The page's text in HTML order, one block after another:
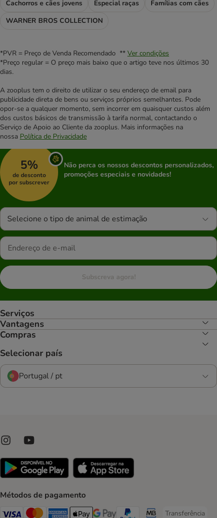
Cachorros e cães jovens
Especial raças
Famílias com cães
WARNER BROS COLLECTION
*PVR = Preço de Venda Recomendado ** Ver condições
*Preço regular = O preço mais baixo que o artigo teve nos últimos 30
dias.
A zooplus tem o direito de utilizar o seu endereço de email para
publicidade direta de bens ou serviços próprios semelhantes. Pode
opor-se a qualquer momento, sem incorrer em quaisquer custos além
dos custos básicos de transmissão à tarifa normal, contactando o
Serviço de Apoio ao Cliente da zooplus. Mais informações na
nossa Política de Privacidade
5%
de desconto
por subscrever
Não perca os nossos descontos personalizados,
promoções especiais e novidades!
Selecione o tipo de animal de estimação
Subscreva agora!
Serviços
Vantagens
Compras
Selecionar país
Portugal / pt
Métodos de pagamento
Transferência